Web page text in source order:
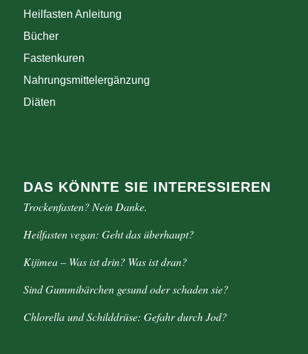
Heilfasten Anleitung
Bücher
Fastenkuren
Nahrungsmittelergänzung
Diäten
DAS KÖNNTE SIE INTERESSIEREN
Trockenfasten? Nein Danke.
Heilfasten vegan: Geht das überhaupt?
Kijimea – Was ist drin? Was ist dran?
Sind Gummibärchen gesund oder schaden sie?
Chlorella und Schilddrüse: Gefahr durch Jod?